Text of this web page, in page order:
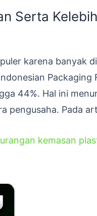
Serta
karena banyak
44%. Hal ini
pengusaha. Pada
kemasan